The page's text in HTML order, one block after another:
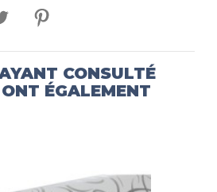
CONSULTÉ
ÉGALEMENT